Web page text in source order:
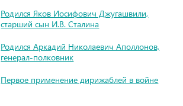
Родился Яков Иосифович Джугашвили,
старший сын И.В. Сталина
Родился Аркадий Николаевич Аполлонов,
генерал-полковник
Первое применение дирижаблей в войне